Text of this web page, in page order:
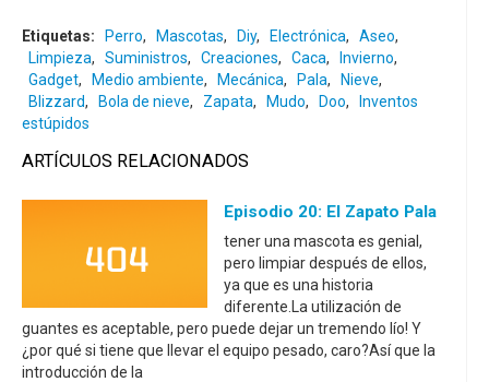
Etiquetas: Perro, Mascotas, Diy, Electrónica, Aseo,
Limpieza, Suministros, Creaciones, Caca, Invierno,
Gadget, Medio ambiente, Mecánica, Pala, Nieve,
Blizzard, Bola de nieve, Zapata, Mudo, Doo,
Inventos
estúpidos
ARTÍCULOS RELACIONADOS
Episodio 20: El Zapato Pala
tener una mascota es genial,
pero limpiar después de ellos,
ya que es una historia
diferente.La utilización de
guantes es aceptable, pero puede dejar un tremendo lío! Y
¿por qué si tiene que llevar el equipo pesado, caro?Así que la
introducción de la